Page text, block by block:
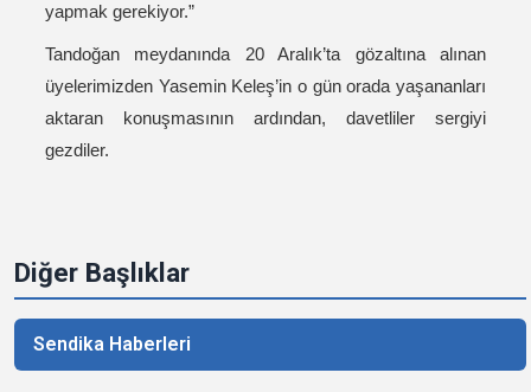
Diğer Başlıklar
Sendika Haberleri
yapmak gerekiyor.”
Tandoğan meydanında 20 Aralık’ta gözaltına alınan
üyelerimizden Yasemin Keleş’in o gün orada yaşananları
aktaran konuşmasının ardından, davetliler sergiyi
gezdiler.